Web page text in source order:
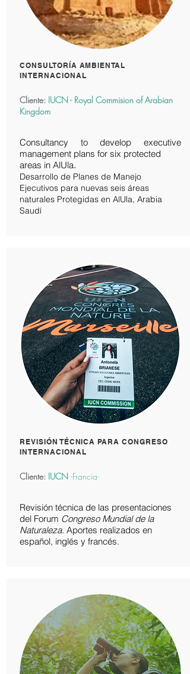
CONSULTORÍA AMBIENTAL
INTERNACIONAL
Cliente: IUCN - Royal Commision of Arabian
Kingdom
Consultancy to develop executive
management plans for six protected
areas in AlUla.
Desarrollo de Planes de Manejo
Ejecutivos para nuevas seis áreas
naturales Protegidas en AlUla, Arabia
Saudí
REVISIÓN TÉCNICA PARA CONGRESO
INTERNACIONAL
Cliente: IUCN -Francia-
Revisión técnica de las presentaciones
del Forum Congreso Mundial de la
Naturaleza. Aportes realizados en
español, inglés y francés.